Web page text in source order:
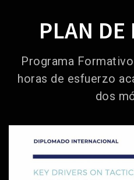
PLAN DE
Programa
horas de esfuerzo
dos